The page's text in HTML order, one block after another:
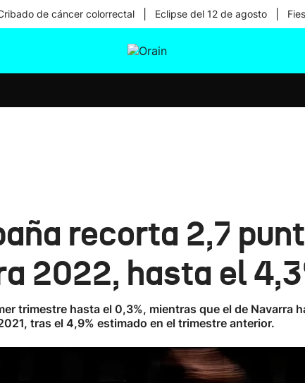
de cáncer colorrectal Eclipse del 12 de agosto
recorta 2,7
2022, hasta el
trimestre hasta el 0,3%, mientras que el de Navarra
tras el 4,9% estimado en el trimestre anterior.